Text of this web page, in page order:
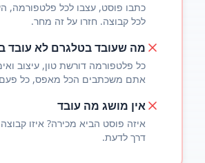
כתבו פוסט, עצבו לכל פלטפורמה,
לכל קבוצה. חזרו על זה מחר.
מה שעובד בטלגרם לא עובד
כל פלטפורמה דורשת טון, עיצוב
אתם משכתבים הכל מאפס, כל
אין מושג מה עובד
איזה פוסט הביא מכירה? איזו
דרך לדעת.